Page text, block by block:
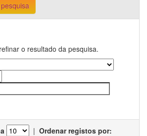
o resultado da pesquisa.
| Ordenar registos por: